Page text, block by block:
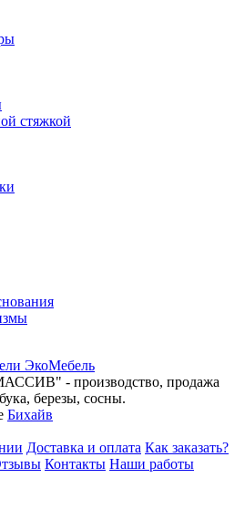
стяжкой
- производство, продажа
березы, сосны.
Бихайв
Доставка и оплата Как заказать?
Контакты Наши работы